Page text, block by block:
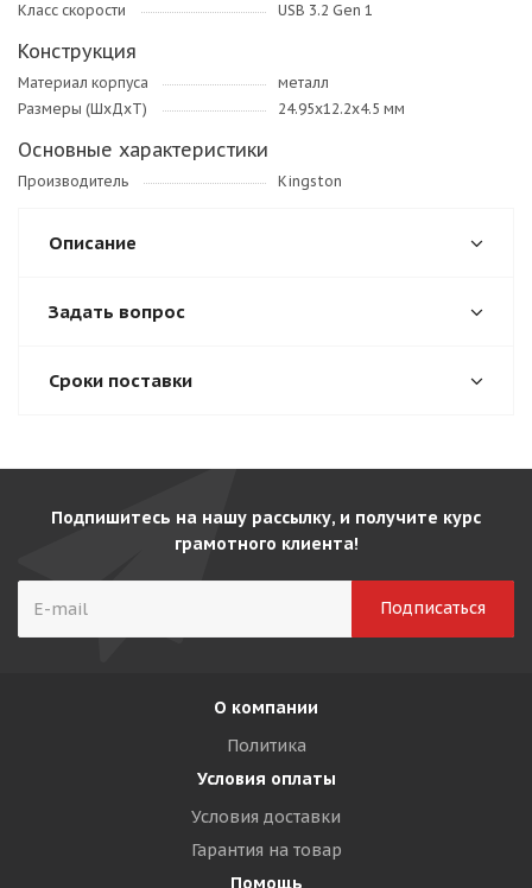
Класс скорости
USB 3.2 Gen 1
Конструкция
Материал корпуса
металл
Размеры (ШхДхТ)
24.95x12.2x4.5 мм
Основные характеристики
Производитель Kingston
Описание
Задать вопрос
Сроки поставки
Подпишитесь на нашу рассылку, и получите курс
грамотного клиента!
О компании
Политика
Условия оплаты
Условия доставки
Гарантия на товар
Помощь